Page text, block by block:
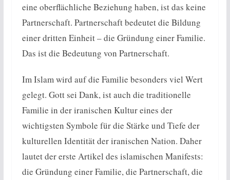
eine oberflächliche Beziehung haben, ist das keine
Partnerschaft. Partnerschaft bedeutet die Bildung
einer dritten Einheit – die Gründung einer Familie.
Das ist die Bedeutung von Partnerschaft.
Im Islam wird auf die Familie besonders viel Wert
gelegt. Gott sei Dank, ist auch die traditionelle
Familie in der iranischen Kultur eines der
wichtigsten Symbole für die Stärke und Tiefe der
kulturellen Identität der iranischen Nation. Daher
lautet der erste Artikel des islamischen Manifests:
die Gründung einer Familie, die Partnerschaft, die